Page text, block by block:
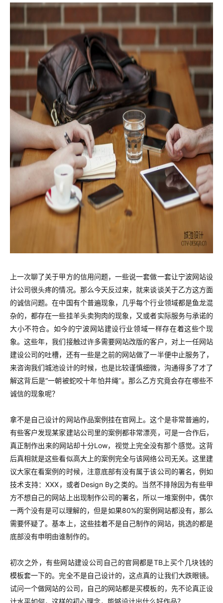
上一次聊了关于甲方的信用问题，一些说一套做一套让宁波网站设
计公司很头疼的情况。那么今天反过来，就来谈谈关于乙方这方面
的诚信问题。在中国有个普遍现象，几乎每个行业领域都是鱼龙混
杂的，都存在一些挂羊头卖狗肉的现象，又或者实际服务与承诺的
大小不符合。如今的宁波网站建设行业领域一样存在着这些个现
象。这些年，我们接触过许多需要网站改版的客户，对上一任网站
建设公司的吐槽，还有一些是之前的网站做了一半便中止服务了，
来咨询我们城池设计的时候，也是比较谨慎细微，沟通得多了才了
解这背后是“一朝被蛇咬十年怕井绳”。那么乙方究竟会存在哪些不
诚信的现象呢？
拿不是自己设计的网站作品案例挂在官网上。这个是非常普遍的，
有些客户发现某家建站公司里的案例都非常漂亮，可是一合作后，
真正制作出来的网站却十分Low，视觉上完全没有那个感觉。这背
后真相就是这些看似高大上的案例完全与该网络公司无关。这里建
议大家在看案例的时候，注意底部有没有属于该公司的署名，例如
技术支持：XXX，或者Design By之类的。当然不排除因为有些甲
方不想自己的网站上出现制作公司的署名，所以一堆案例中，偶尔
一两个没有是可以理解的，但是如果80%的案例网站都没有，那么
需要怀疑了。基本上，这些挂着不是自己制作的网站，挑选的都是
底部没有申明由谁制作的。
初次之外，有些网站建设公司自己的官网都是TB上买个几块钱的
模板套一下的。完全不是自己设计的，这点真的让我们大跌眼镜。
试问一个做网站的公司，自己的网站都是买模板的，先不论真正设